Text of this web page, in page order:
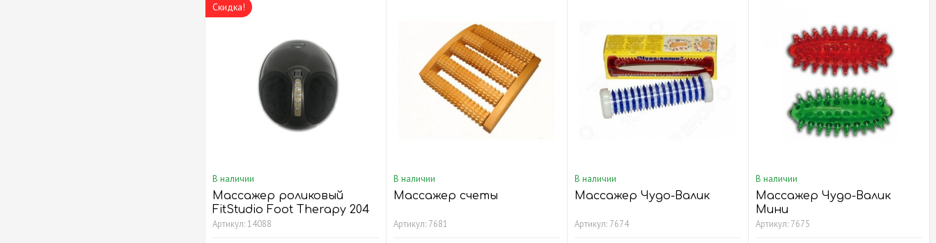
Скидка!
В наличии
Массажер роликовый
FitStudio Foot Therapy 204
Артикул: 14088
В наличии
Массажер счеты
Артикул: 7681
В наличии
Массажер Чудо-Валик
Артикул: 7674
В наличии
Массажер Чудо-Валик
Мини
Артикул: 7675